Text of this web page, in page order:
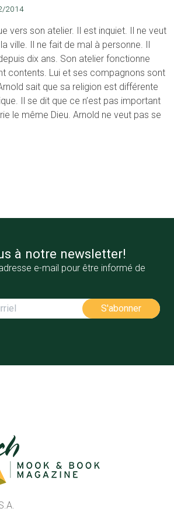
2014
vers son atelier. Il est inquiet. Il ne veut
ville. Il ne fait de mal à personne. Il
dix ans. Son atelier fonctionne
contents. Lui et ses compagnons sont
sait que sa religion est différente
Il se dit que ce n’est pas important
le même Dieu. Arnold ne veut pas se
à notre newsletter!
e-mail pour être informé de